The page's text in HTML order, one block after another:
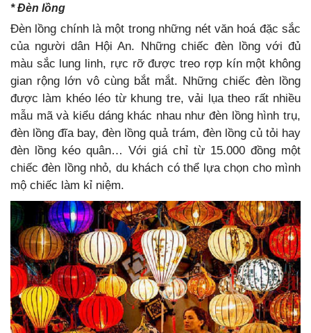
* Đèn lồng
Đèn lồng chính là một trong những nét văn hoá đặc sắc
của người dân Hội An. Những chiếc đèn lồng với đủ
màu sắc lung linh, rực rỡ được treo rợp kín một không
gian rộng lớn vô cùng bắt mắt. Những chiếc đèn lồng
được làm khéo léo từ khung tre, vải lụa theo rất nhiều
mẫu mã và kiểu dáng khác nhau như đèn lồng hình trụ,
đèn lồng đĩa bay, đèn lồng quả trám, đèn lồng củ tỏi hay
đèn lồng kéo quân… Với giá chỉ từ 15.000 đồng một
chiếc đèn lồng nhỏ, du khách có thể lựa chọn cho mình
mộ chiếc làm kỉ niệm.